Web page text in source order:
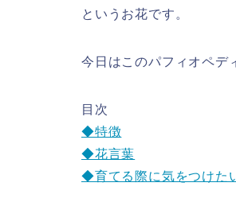
というお花です。
今日はこのパフィオペデ
目次
◆特徴
◆花言葉
◆育てる際に気をつけた